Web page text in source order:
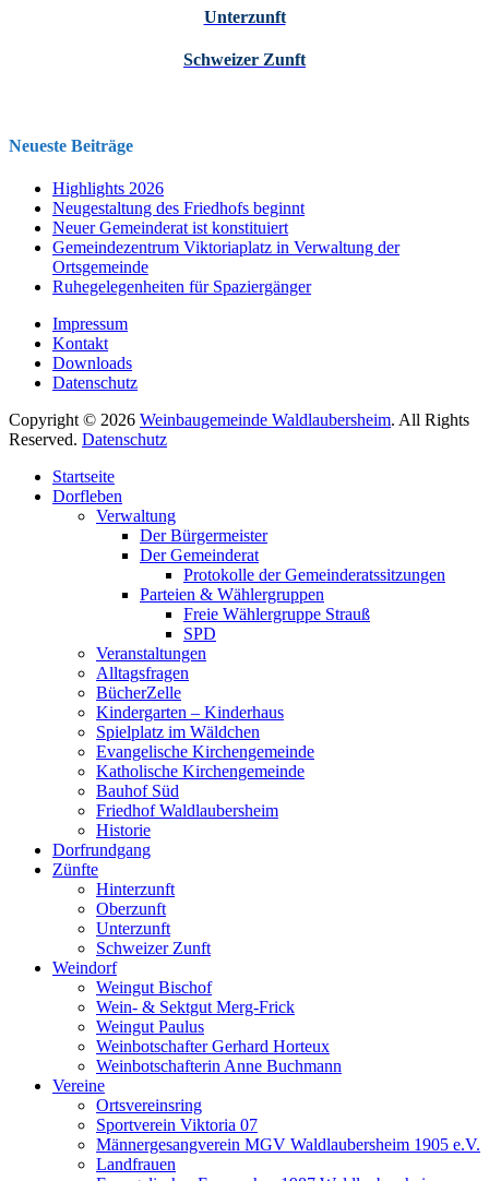
Unterzunft
Schweizer Zunft
Neueste Beiträge
Highlights 2026
Neugestaltung des Friedhofs beginnt
Neuer Gemeinderat ist konstituiert
Gemeindezentrum Viktoriaplatz in Verwaltung der
Ortsgemeinde
Ruhegelegenheiten für Spaziergänger
Impressum
Kontakt
Downloads
Datenschutz
Copyright © 2026 Weinbaugemeinde Waldlaubersheim. All Rights
Reserved. Datenschutz
oben
scrollen
Startseite
Dorfleben
Verwaltung
Der Bürgermeister
Der Gemeinderat
Protokolle der Gemeinderatssitzungen
Parteien & Wählergruppen
Freie Wählergruppe Strauß
SPD
Veranstaltungen
Alltagsfragen
BücherZelle
Kindergarten – Kinderhaus
Spielplatz im Wäldchen
Evangelische Kirchengemeinde
Katholische Kirchengemeinde
Bauhof Süd
Friedhof Waldlaubersheim
Historie
Dorfrundgang
Zünfte
Hinterzunft
Oberzunft
Unterzunft
Schweizer Zunft
Weindorf
Weingut Bischof
Wein- & Sektgut Merg-Frick
Weingut Paulus
Weinbotschafter Gerhard Horteux
Weinbotschafterin Anne Buchmann
Vereine
Ortsvereinsring
Sportverein Viktoria 07
Männergesangverein MGV Waldlaubersheim 1905 e.V.
Landfrauen